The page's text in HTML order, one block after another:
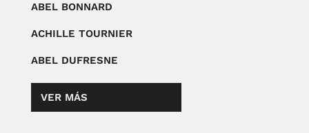
ABEL BONNARD
ACHILLE TOURNIER
ABEL DUFRESNE
VER MÁS